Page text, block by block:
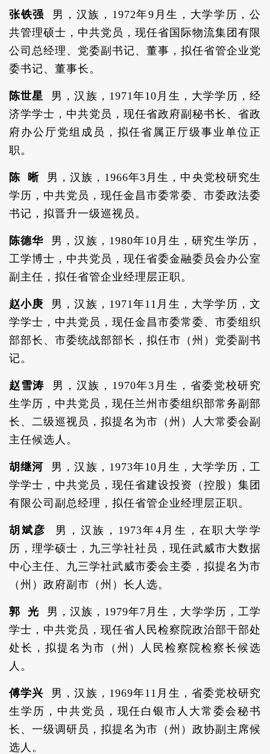
张铁强
男，汉族，1972年9月生，大学学历，公
共管理硕士，中共党员，现任省国际物流集团有限
公司总经理、党委副书记、董事，拟任省管企业党
委书记、董事长。
陈世星
男，汉族，1971年10月生，大学学历，经
济学学士，中共党员，现任省政府副秘书长、省政
府办公厅党组成员，拟任省属正厅级事业单位正
职。
陈 晰
男，汉族，1966年3月生，中央党校研究生
学历，中共党员，现任金昌市委常委、市委政法委
书记，拟晋升一级巡视员。
陈德华
男，汉族，1980年10月生，研究生学历，
工学博士，中共党员，现任省委金融委员会办公室
副主任，拟任省管企业经理层正职。
赵小庚
男，汉族，1971年11月生，大学学历，文
学学士，中共党员，现任金昌市委常委、市委组织
部部长、市委统战部部长，拟任市（州）党委副书
记。
赵雪涛
男，汉族，1970年3月生，省委党校研究
生学历，中共党员，现任兰州市委组织部常务副部
长、二级巡视员，拟提名为市（州）人大常委会副
主任候选人。
胡继河
男，汉族，1973年10月生，大学学历，工
学学士，中共党员，现任省建设投资（控股）集团
有限公司副总经理，拟任省管企业经理层正职。
胡斌彦
男，汉族，1973年4月生，在职大学学
历，理学硕士，九三学社社员，现任武威市大数据
中心主任、九三学社武威市委会主委，拟提名为市
（州）政府副市（州）长人选。
郭 光
男，汉族，1979年7月生，大学学历，工学
学士，中共党员，现任省人民检察院政治部干部处
处长，拟提名为市（州）人民检察院检察长候选
人。
傅学兴
男，汉族，1969年11月生，省委党校研究
生学历，中共党员，现任白银市人大常委会秘书
长、一级调研员，拟提名为市（州）政协副主席候
选人。